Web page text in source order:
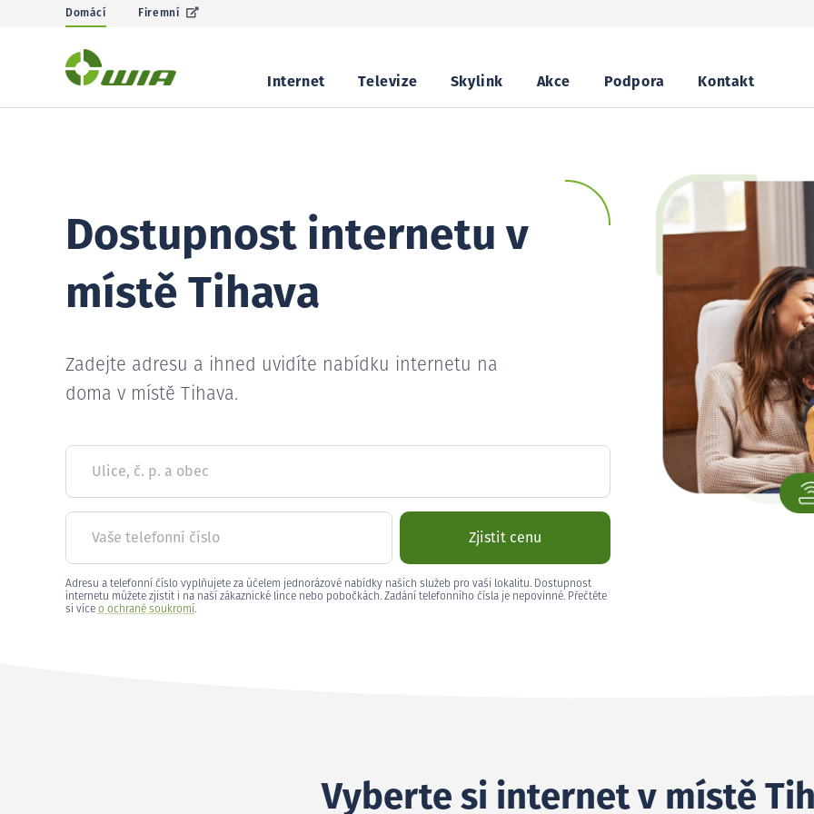
Domácí Firemní
Internet Televize Skylink Akce Podpora Kontakt
Dostupnost internetu v
místě Tihava
Zadejte adresu a ihned uvidíte nabídku internetu na
doma v místě Tihava.
Ulice, č. p. a obec
Vaše telefonní číslo Zjistit cenu
Adresu a telefonní číslo vyplňujete za účelem jednorázové nabídky našich služeb pro vaši lokalitu. Dostupnost
internetu můžete zjistit i na naší zákaznické lince nebo pobočkách. Zadání telefonního čísla je nepovinné. Přečtěte
si více o ochraně soukromí.
Vyberte si internet v místě